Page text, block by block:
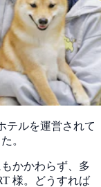
テルを運営されて
。
かかわらず、多
様。どうすれば